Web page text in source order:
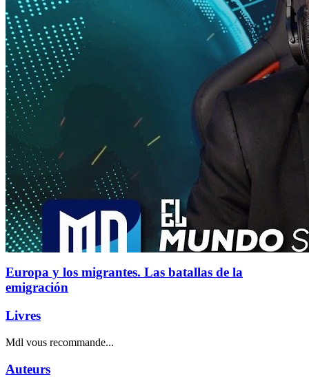
Europa y los migrantes. Las batallas de la
emigración
Livres
Mdl vous recommande...
Auteurs